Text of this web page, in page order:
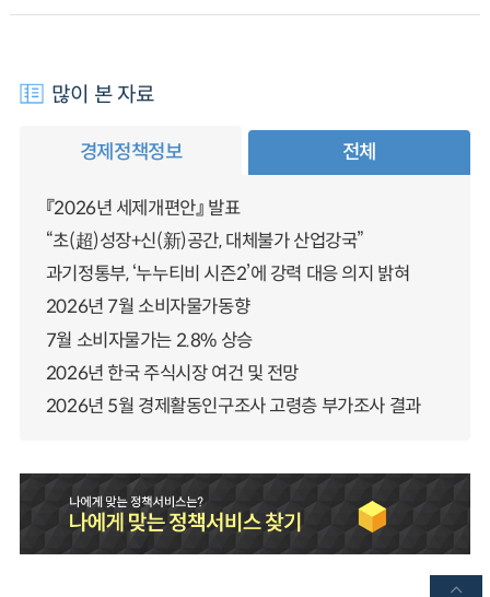
많이 본 자료
경제정책정보 전체
『2026년 세제개편안』 발표
“초(超)성장+신(新)공간, 대체불가 산업강국”
과기정통부, ‘누누티비 시즌2’에 강력 대응 의지 밝혀
2026년 7월 소비자물가동향
7월 소비자물가는 2.8% 상승
2026년 한국 주식시장 여건 및 전망
2026년 5월 경제활동인구조사 고령층 부가조사 결과